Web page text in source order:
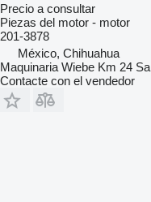
Precio a consultar
Piezas del motor - motor
201-3878
México, Chihuahua
Maquinaria Wiebe Km 24 Sa
Contacte con el vendedor